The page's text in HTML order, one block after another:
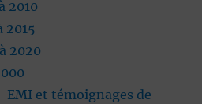
2010
2015
2020
EMI et témoignages de